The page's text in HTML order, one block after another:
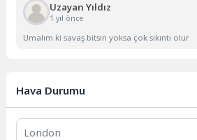
Uzayan Yıldız
1 yıl önce
Umalım ki savaş bitsin yoksa çok sıkıntı olur
Hava Durumu